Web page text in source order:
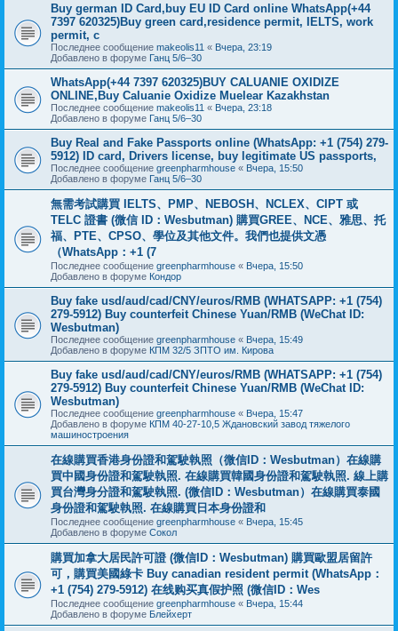
Buy german ID Card,buy EU ID Card online WhatsApp(+44
7397 620325)Buy green card,residence permit, IELTS, work
permit, c
Последнее сообщение makeolis11 « Вчера, 23:19
Добавлено в форуме Ганц 5/6–30
WhatsApp(+44 7397 620325)BUY CALUANIE OXIDIZE
ONLINE,Buy Caluanie Oxidize Muelear Kazakhstan
Последнее сообщение makeolis11 « Вчера, 23:18
Добавлено в форуме Ганц 5/6–30
Buy Real and Fake Passports online (WhatsApp: +1 (754) 279-
5912) ID card, Drivers license, buy legitimate US passports,
Последнее сообщение greenpharmhouse « Вчера, 15:50
Добавлено в форуме Ганц 5/6–30
無需考試購買 IELTS、PMP、NEBOSH、NCLEX、CIPT 或
TELC 證書 (微信 ID：Wesbutman) 購買GREE、NCE、雅思、托
福、PTE、CPSO、學位及其他文件。我們也提供文憑
（WhatsApp：+1 (7
Последнее сообщение greenpharmhouse « Вчера, 15:50
Добавлено в форуме Кондор
Buy fake usd/aud/cad/CNY/euros/RMB (WHATSAPP: +1 (754)
279-5912) Buy counterfeit Chinese Yuan/RMB (WeChat ID:
Wesbutman)
Последнее сообщение greenpharmhouse « Вчера, 15:49
Добавлено в форуме КПМ 32/5 ЗПТО им. Кирова
Buy fake usd/aud/cad/CNY/euros/RMB (WHATSAPP: +1 (754)
279-5912) Buy counterfeit Chinese Yuan/RMB (WeChat ID:
Wesbutman)
Последнее сообщение greenpharmhouse « Вчера, 15:47
Добавлено в форуме КПМ 40-27-10,5 Ждановский завод тяжелого
машиностроения
在線購買香港身份證和駕駛執照（微信ID：Wesbutman）在線購
買中國身份證和駕駛執照. 在線購買韓國身份證和駕駛執照. 線上購
買台灣身分證和駕駛執照. (微信ID：Wesbutman）在線購買泰國
身份證和駕駛執照. 在線購買日本身份證和
Последнее сообщение greenpharmhouse « Вчера, 15:45
Добавлено в форуме Сокол
購買加拿大居民許可證 (微信ID：Wesbutman) 購買歐盟居留許
可，購買美國綠卡 Buy canadian resident permit (WhatsApp：
+1 (754) 279-5912) 在线购买真假护照 (微信ID：Wes
Последнее сообщение greenpharmhouse « Вчера, 15:44
Добавлено в форуме Блейхерт